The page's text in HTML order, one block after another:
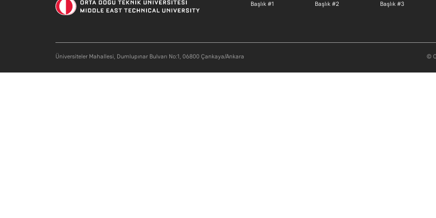
Footer menu 1 TR
Başlık #1 Footer menu 2 TR
Başlık #2 Footer
Başlık #3
Üniversiteler Mahallesi, Dumlupınar Bulvarı No:1, 06800 Çankaya/Ankara ©